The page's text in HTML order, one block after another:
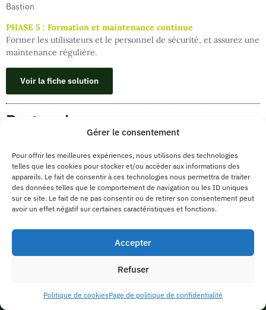
Gérer le consentement
Pour offrir les meilleures expériences, nous utilisons des technologies
telles que les cookies pour stocker et/ou accéder aux informations des
appareils. Le fait de consentir à ces technologies nous permettra de traiter
des données telles que le comportement de navigation ou les ID uniques
sur ce site. Le fait de ne pas consentir ou de retirer son consentement peut
avoir un effet négatif sur certaines caractéristiques et fonctions.
Accepter
Refuser
Politique de cookiesPage de politique de confidentialité
Bastion
PHASE 5 : Formation et maintenance continue
Former les utilisateurs et le personnel de sécurité, et assurez une
maintenance régulière.
Voir la fiche solution
Partenaire
Services Managés